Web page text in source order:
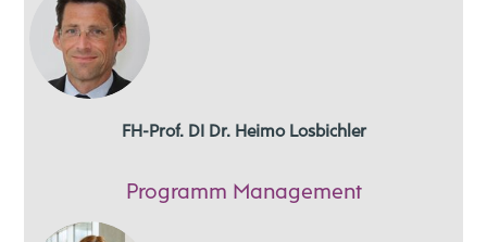
FH-Prof. DI Dr. Heimo Losbichler
Programm Management